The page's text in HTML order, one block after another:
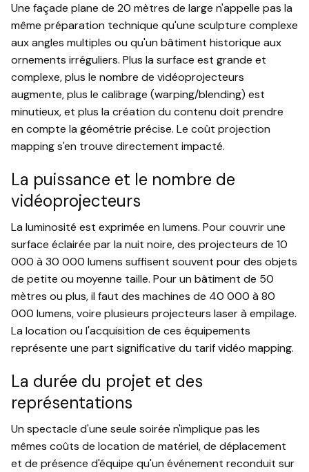
Une façade plane de 20 mètres de large n'appelle pas la
même préparation technique qu'une sculpture complexe
aux angles multiples ou qu'un bâtiment historique aux
ornements irréguliers. Plus la surface est grande et
complexe, plus le nombre de vidéoprojecteurs
augmente, plus le calibrage (warping/blending) est
minutieux, et plus la création du contenu doit prendre
en compte la géométrie précise. Le coût projection
mapping s'en trouve directement impacté.
La puissance et le nombre de
vidéoprojecteurs
La luminosité est exprimée en lumens. Pour couvrir une
surface éclairée par la nuit noire, des projecteurs de 10
000 à 30 000 lumens suffisent souvent pour des objets
de petite ou moyenne taille. Pour un bâtiment de 50
mètres ou plus, il faut des machines de 40 000 à 80
000 lumens, voire plusieurs projecteurs laser à empilage.
La location ou l'acquisition de ces équipements
représente une part significative du tarif vidéo mapping.
La durée du projet et des
représentations
Un spectacle d'une seule soirée n'implique pas les
mêmes coûts de location de matériel, de déplacement
et de présence d'équipe qu'un événement reconduit sur